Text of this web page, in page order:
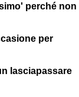
perché non
per
lasciapassare